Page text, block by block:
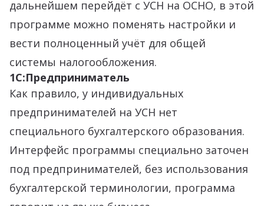
дальнейшем перейдёт с УСН на ОСНО, в этой
программе можно поменять настройки и
вести полноценный учёт для общей
системы налогообложения.
1С:Предприниматель
Как правило, у индивидуальных
предпринимателей на УСН нет
специального бухгалтерского образования.
Интерфейс программы специально заточен
под предпринимателей, без использования
бухгалтерской терминологии, программа